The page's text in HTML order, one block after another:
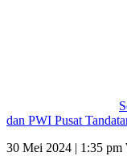
dan PWI Pusat
30 Mei 2024 | 1:35 pm